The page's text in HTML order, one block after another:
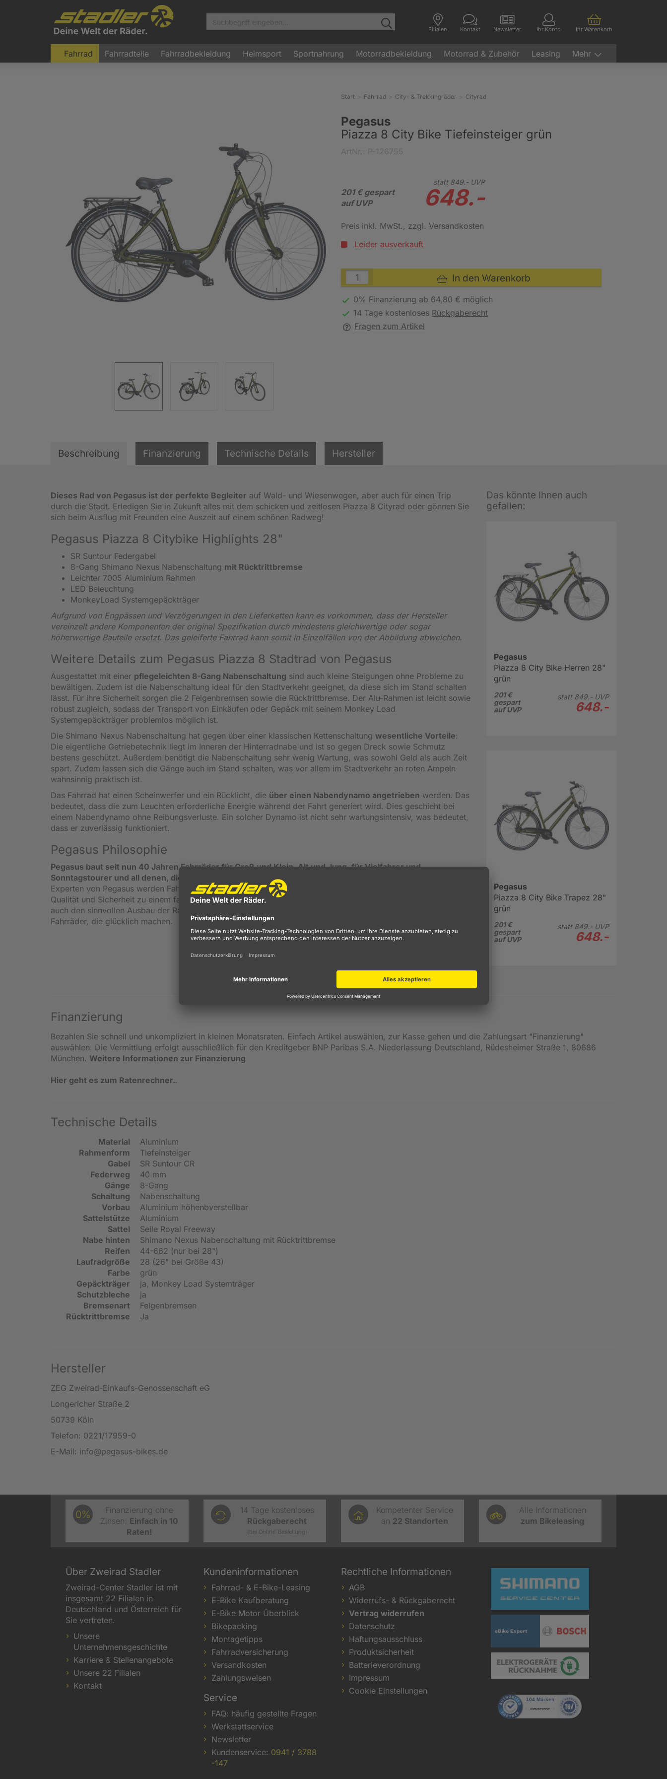
Filialen Kontakt Newsletter Ihr Konto Ihr Warenkorb
Fahrrad Fahrradteile Fahrradbekleidung Heimsport Sportnahrung Motorradbekleidung Motorrad & Zubehör Leasing Mehr
Start Fahrrad City- & Trekkingräder Cityrad
Pegasus
Piazza 8 City Bike Tiefeinsteiger grün
201 € gespart
auf UVP
statt 849.-UVP
648.-
Preis inkl. MwSt., zzgl. Versandkosten
Leider ausverkauft
In den Warenkorb
0% Finanzierung ab 64,80 € möglich
14 Tage kostenloses Rückgaberecht
Fragen zum Artikel
Beschreibung Finanzierung Technische Details Hersteller
Dieses Rad von Pegasus ist der perfekte Begleiter auf Wald- und Wiesenwegen, aber auch für einen Trip
durch die Stadt. Erledigen Sie in Zukunft alles mit dem schicken und zeitlosen Piazza 8 Cityrad oder gönnen Sie
sich beim Ausflug mit Freunden eine Auszeit auf einem schönen Radweg!
Pegasus Piazza 8 Citybike Highlights 28"
SR Suntour Federgabel
8-Gang Shimano Nexus Nabenschaltung mit Rücktrittbremse
Leichter 7005 Aluminium Rahmen
LED Beleuchtung
MonkeyLoad Systemgepäckträger
Aufgrund von Engpässen und Verzögerungen in den Lieferketten kann es vorkommen, dass der Hersteller
vereinzelt andere Komponenten der original Spezifikation durch mindestens gleichwertige oder sogar
höherwertige Bauteile ersetzt. Das geleiferte Fahrrad kann somit in Einzelfällen von der Abbildung abweichen.
Weitere Details zum Pegasus Piazza 8 Stadtrad von Pegasus
Ausgestattet mit einer pflegeleichten 8-Gang Nabenschaltung sind auch kleine Steigungen ohne Probleme zu
bewältigen. Zudem ist die Nabenschaltung ideal für den Stadtverkehr geeignet, da diese sich im Stand schalten
lässt. Für ihre Sicherheit sorgen die 2 Felgenbremsen sowie die Rücktrittbremse. Der Alu-Rahmen ist leicht sowie
robust zugleich, sodass der Transport von Einkäufen oder Gepäck mit seinem Monkey Load
Systemgepäckträger problemlos möglich ist.
Die Shimano Nexus Nabenschaltung hat gegen über einer klassischen Kettenschaltung wesentliche Vorteile:
Die eigentliche Getriebetechnik liegt im Inneren der Hinterradnabe und ist so gegen Dreck sowie Schmutz
bestens geschützt. Außerdem benötigt die Nabenschaltung sehr wenig Wartung, was sowohl Geld als auch Zeit
spart. Zudem lassen sich die Gänge auch im Stand schalten, was vor allem im Stadtverkehr an roten Ampeln
wahnsinnig praktisch ist.
Das Fahrrad hat einen Scheinwerfer und ein Rücklicht, die über einen Nabendynamo angetrieben werden. Das
bedeutet, dass die zum Leuchten erforderliche Energie während der Fahrt generiert wird. Dies geschieht bei
einem Nabendynamo ohne Reibungsverluste. Ein solcher Dynamo ist nicht sehr wartungsintensiv, was bedeutet,
dass er zuverlässig funktioniert.
Pegasus Philosophie
Pegasus baut seit nun 40 Jahren Fahrräder für Groß und Klein, Alt und Jung, für Vielfahrer und
Sonntagstourer und all denen, die es bequem mögen und schnell ankommen wollen.
Experten von Pegasus werden Fahrräder entwickelt, die zu Ihnen und Ihren Anforderungen passen. Hohe
Qualität und Sicherheit zu einem fairen Preis. Alles rund ums Fahrrad hat bei Pegasus Tradition. Sie unterstützen
auch den sinnvollen Ausbau der Rad-Infrastruktur in Deutschland. Radfahren macht glücklich. Pegasus baut
Fahrräder, die glücklich machen.
Das könnte Ihnen auch
gefallen:
Pegasus
Piazza 8 City Bike Herren 28"
grün
201 €
gespart
auf UVP
statt 849.-UVP
648.-
Pegasus
Piazza 8 City Bike Trapez 28"
grün
201 €
gespart
auf UVP
statt 849.-UVP
648.-
Finanzierung
Bezahlen Sie schnell und unkompliziert in kleinen Monatsraten. Einfach Artikel auswählen, zur Kasse gehen und die Zahlungsart "Finanzierung"
auswählen. Die Vermittlung erfolgt ausschließlich für den Kreditgeber BNP Paribas S.A. Niederlassung Deutschland, Rüdesheimer Straße 1, 80686
München. Weitere Informationen zur Finanzierung
Hier geht es zum Ratenrechner..
Technische Details
Material
Aluminium
Rahmenform
Tiefeinsteiger
Gabel
SR Suntour CR
Federweg
40 mm
Gänge
8-Gang
Schaltung
Nabenschaltung
Vorbau
Aluminium höhenbverstellbar
Sattelstütze
Aluminium
Sattel
Selle Royal Freeway
Nabe hinten
Shimano Nexus Nabenschaltung mit Rücktrittbremse
Reifen
44-662 (nur bei 28")
Laufradgröße
28 (26" bei Größe 43)
Farbe
grün
Gepäckträger
ja, Monkey Load Systemträger
Schutzbleche
ja
Bremsenart
Felgenbremsen
Rücktrittbremse
Ja
Hersteller
ZEG Zweirad-Einkaufs-Genossenschaft eG
Longericher Straße 2
50739 Köln
Telefon: 0221/17959-0
E-Mail: info@pegasus-bikes.de
0%
Finanzierung ohne
Zinsen: Einfach in 10
Raten!
14 Tage kostenloses
Rückgaberecht
(bei Online-Bestellung)
Kompetenter Service
an 22 Standorten
Alle Informationen
zum Bikeleasing
Über Zweirad Stadler
Zweirad-Center Stadler ist mit
insgesamt 22 Filialen in
Deutschland und Österreich für
Sie vertreten.
Unsere
Unternehmensgeschichte
Karriere & Stellenangebote
Unsere 22 Filialen
Kontakt
Kundeninformationen
Fahrrad- & E-Bike-Leasing
E-Bike Kaufberatung
E-Bike Motor Überblick
Bikepacking
Montagetipps
Fahrradversicherung
Versandkosten
Zahlungsweisen
Service
FAQ: häufig gestellte Fragen
Werkstattservice
Newsletter
Kundenservice: 0941 / 3788
-147
Rechtliche Informationen
AGB
Widerrufs- & Rückgaberecht
Vertrag widerrufen
Datenschutz
Haftungsausschluss
Produktsicherheit
Batterieverordnung
Impressum
Cookie Einstellungen